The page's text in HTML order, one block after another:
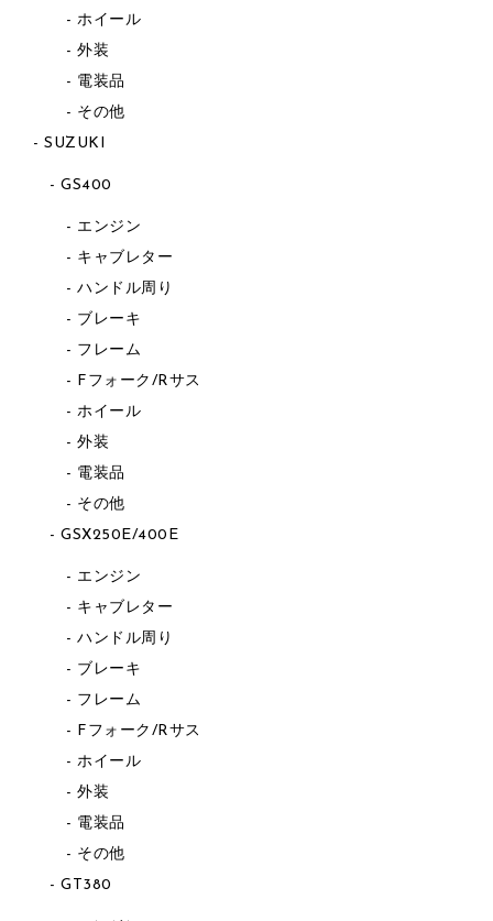
ホイール
外装
電装品
その他
SUZUKI
GS400
エンジン
キャブレター
ハンドル周り
ブレーキ
フレーム
Fフォーク/Rサス
ホイール
外装
電装品
その他
GSX250E/400E
エンジン
キャブレター
ハンドル周り
ブレーキ
フレーム
Fフォーク/Rサス
ホイール
外装
電装品
その他
GT380